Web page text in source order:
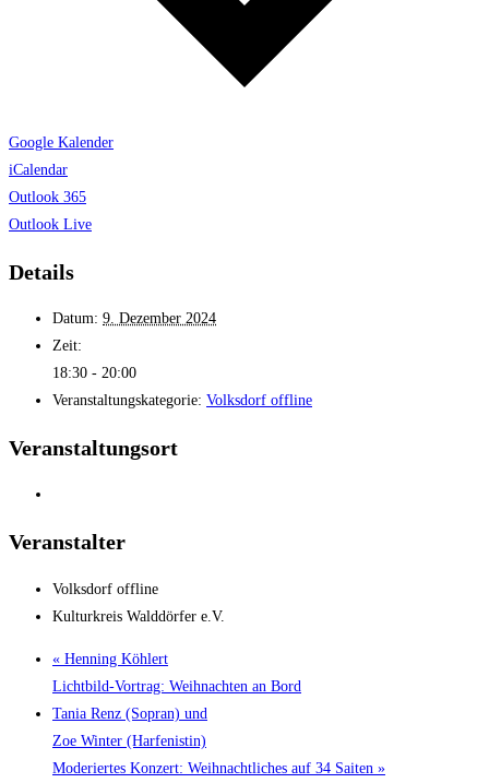
Google Kalender
iCalendar
Outlook 365
Outlook Live
Details
Datum: 9. Dezember 2024
Zeit:
18:30 - 20:00
Veranstaltungskategorie: Volksdorf offline
Veranstaltungsort
Veranstalter
Volksdorf offline
Kulturkreis Walddörfer e.V.
« Henning Köhlert
Lichtbild-Vortrag: Weihnachten an Bord
Tania Renz (Sopran) und
Zoe Winter (Harfenistin)
Moderiertes Konzert: Weihnachtliches auf 34 Saiten »